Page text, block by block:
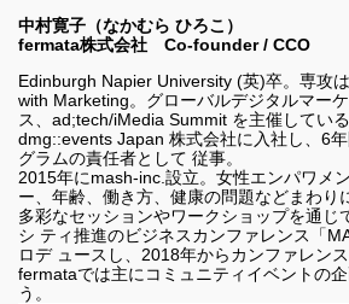
中村寛子（なかむら ひろこ）
fermata株式会社 Co-founder / CCO
Edinburgh Napier University (英)卒。専攻
with Marketing。グローバルデジタルマー
ス、ad;tech/iMedia Summit を主催している
dmg::events Japan 株式会社に入社し、6
グラムの責任者として 従事。
2015年にmash-inc.設立。女性エンパワメ
ー、年齢、働き方、健康の問題などまわり
多彩なセッションやワークショップを通じ
シ ティ推進のビジネスカンファレンス「
ロデ ュースし、2018年からカンファレンス
fermataでは主にコミュニティイベントの
う。